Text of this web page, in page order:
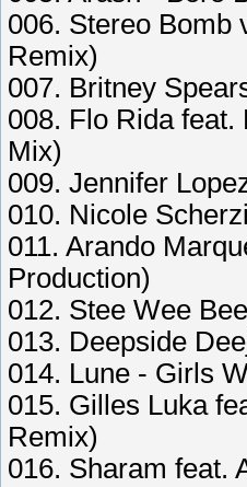
006. Stereo Bomb
Remix)
007. Britney
008. Flo Rida
Mix)
009. Jennifer
010. Nicole
011. Arando
Production)
012. Stee Wee
013. Deepside
014. Lune - Girls
015. Gilles Luka
Remix)
016. Sharam feat.